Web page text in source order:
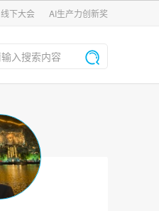
线下大会 AI生产力创新奖